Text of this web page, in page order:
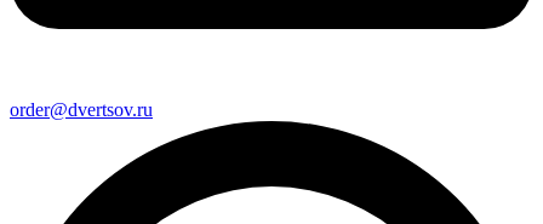
order@dvertsov.ru